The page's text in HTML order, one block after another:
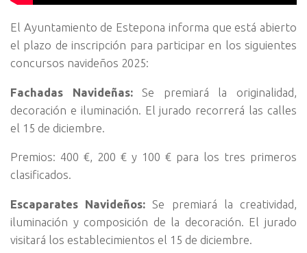
El Ayuntamiento de Estepona informa que está abierto
el plazo de inscripción para participar en los siguientes
concursos navideños 2025:
Fachadas Navideñas:Se premiará la originalidad,
decoración e iluminación. El jurado recorrerá las calles
el 15 de diciembre.
Premios: 400 €, 200 € y 100 € para los tres primeros
clasificados.
Escaparates Navideños: Se premiará la creatividad,
iluminación y composición de la decoración. El jurado
visitará los establecimientos el 15 de diciembre.